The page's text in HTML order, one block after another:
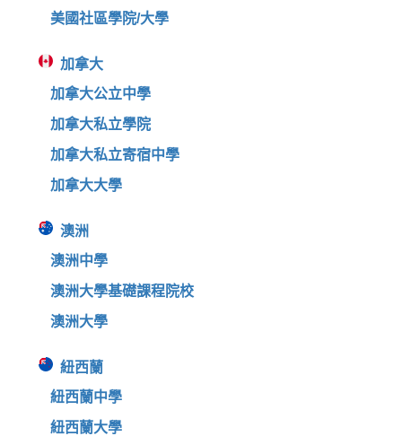
美國社區學院/大學
加拿大
加拿大公立中學
加拿大私立學院
加拿大私立寄宿中學
加拿大大學
澳洲
澳洲中學
澳洲大學基礎課程院校
澳洲大學
紐西蘭
紐西蘭中學
紐西蘭大學